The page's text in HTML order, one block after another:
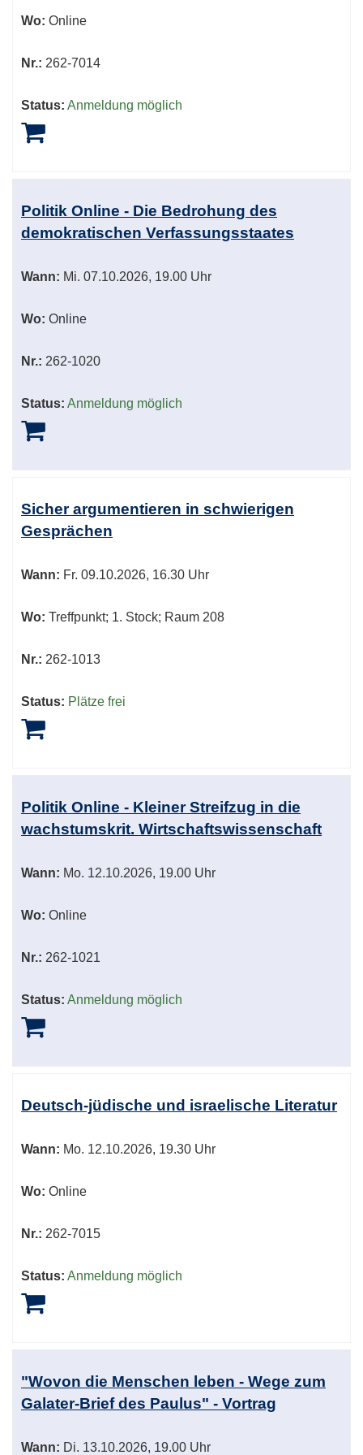
Wo: Online
Nr.: 262-7014
Status: Anmeldung möglich
Politik Online - Die Bedrohung des
demokratischen Verfassungsstaates
Wann: Mi. 07.10.2026, 19.00 Uhr
Wo: Online
Nr.: 262-1020
Status: Anmeldung möglich
Sicher argumentieren in schwierigen
Gesprächen
Wann: Fr. 09.10.2026, 16.30 Uhr
Wo: Treffpunkt; 1. Stock; Raum 208
Nr.: 262-1013
Status: Plätze frei
Politik Online - Kleiner Streifzug in die
wachstumskrit. Wirtschaftswissenschaft
Wann: Mo. 12.10.2026, 19.00 Uhr
Wo: Online
Nr.: 262-1021
Status: Anmeldung möglich
Deutsch-jüdische und israelische Literatur
Wann: Mo. 12.10.2026, 19.30 Uhr
Wo: Online
Nr.: 262-7015
Status: Anmeldung möglich
"Wovon die Menschen leben - Wege zum
Galater-Brief des Paulus" - Vortrag
Wann: Di. 13.10.2026, 19.00 Uhr